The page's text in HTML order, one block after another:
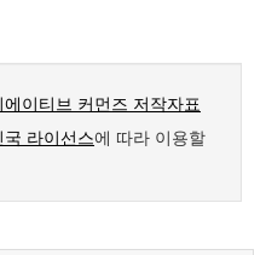
에이티브 커먼즈 저작자표
라이선스에 따라 이용할